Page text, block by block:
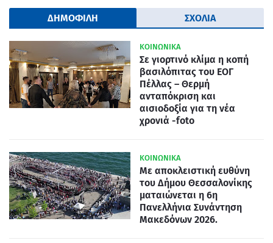
ΔΗΜΟΦΙΛΗ ΣΧΟΛΙΑ
ΚΟΙΝΩΝΙΚΑ
Σε γιορτινό κλίμα η κοπή
βασιλόπιτας του ΕΟΓ
Πέλλας – Θερμή
ανταπόκριση και
αισιοδοξία για τη νέα
χρονιά -foto
ΚΟΙΝΩΝΙΚΑ
Με αποκλειστική ευθύνη
του Δήμου Θεσσαλονίκης
ματαιώνεται η 6η
Πανελλήνια Συνάντηση
Μακεδόνων 2026.